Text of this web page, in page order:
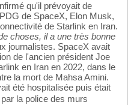
qu'il prévoyait de
de SpaceX, Elon Musk,
de Starlink en Iran.
choses, il a une très bonne
journalistes. SpaceX avait
de l'ancien président Joe
en Iran en 2022, dans le
la mort de Mahsa Amini.
été hospitalisée puis était
la police des murs